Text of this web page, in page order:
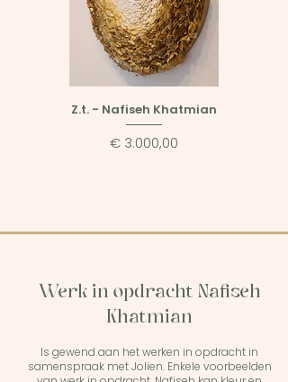
Z.t. - Nafiseh Khatmian
Prijs
€ 3.000,00
Werk in opdracht Nafiseh
Khatmian
Is gewend aan het werken in opdracht in
samenspraak met Jolien. Enkele voorbeelden